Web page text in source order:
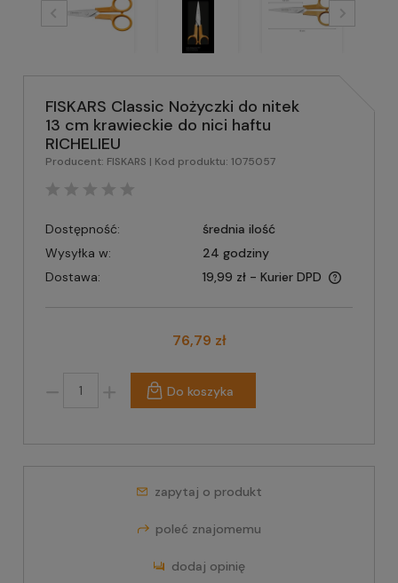
FISKARS Classic Nożyczki do nitek
13 cm krawieckie do nici haftu
RICHELIEU
Producent: FISKARS | Kod produktu: 1075057
Dostępność:
średnia ilość
Wysyłka w:
24 godziny
Dostawa:
19,99 zł - Kurier DPD
76,79 zł
Do koszyka
zapytaj o produkt
poleć znajomemu
dodaj opinię